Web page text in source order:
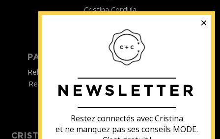
Cristina Cordula
PARTICULIER
Relooking homme
Relooking femme
ENTREPRISE
ENTREPRISE
Formations
CRISTINA SOUTIENT
NEWSLETTER
Restez connectés avec Cristina
et ne manquez pas ses conseils MODE.